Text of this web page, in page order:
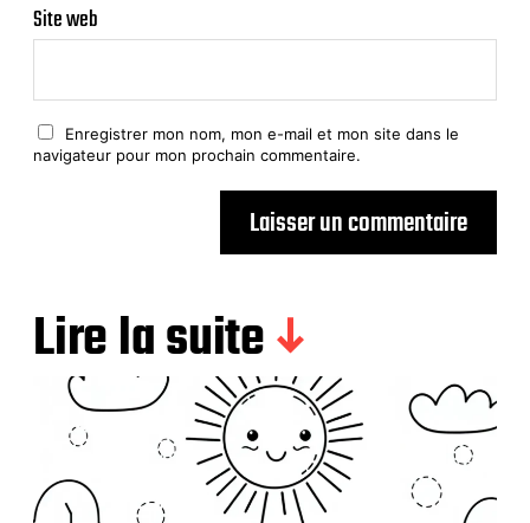
Site web
Enregistrer mon nom, mon e-mail et mon site dans le
navigateur pour mon prochain commentaire.
Lire la suite